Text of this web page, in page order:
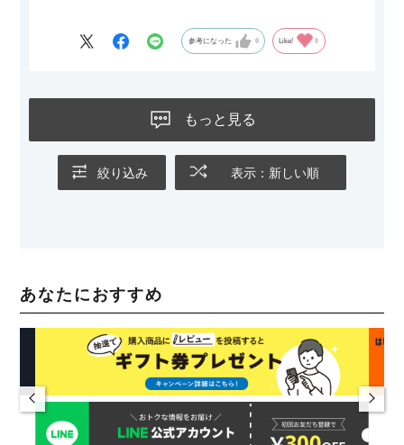
参考になった 0 Like! 0
もっと見る
絞り込み 表示：新しい順
あなたにおすすめ